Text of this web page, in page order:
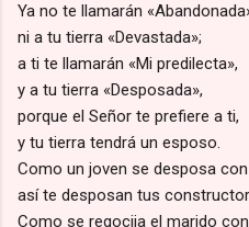
Ya no te llamarán
ni a tu tierra «Devastada»;
a ti te llamarán «Mi predilecta»,
y a tu tierra «Desposada»,
porque el Señor te prefiere a ti,
y tu tierra tendrá un esposo.
Como un joven se desposa
así te desposan tus
Como se regocija el marido